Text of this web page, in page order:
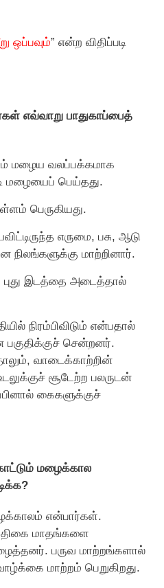
ஒப்பவும்” என்ற விதிப்படி
எவ்வாறு பாதுகாப்பைத்
மழைய வலப்பக்கமாக
மழையைப் பெய்தது.
பெருகியது.
எருமை, பசு, ஆடு
மாற்றினார்.
புது இடத்தை அடைத்தால்
நிரம்பிவிடும் என்பதால்
பகுதிக்குச் சென்றனர்.
வாடைக்காற்றின்
உடலுக்குச் சூடேற்ற பலருடன்
கைகளுக்குச்
மழைக்கால
என்பார்கள்.
மாதங்களை
பருவ மாற்றங்களால்
மாற்றம் பெறுகிறது.